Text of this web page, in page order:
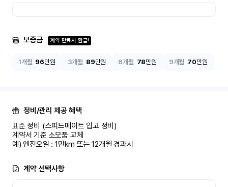
보증금 계약 만료시 환급!
1개월 96만원 3개월 89만원 6개월 78만원 9개월 70만원
정비/관리 제공 혜택
표준 정비 (스피드메이트 입고 정비)
계약서 기준 소모품 교체
예) 엔진오일 : 1만km 또는 12개월 경과시
계약 선택사항